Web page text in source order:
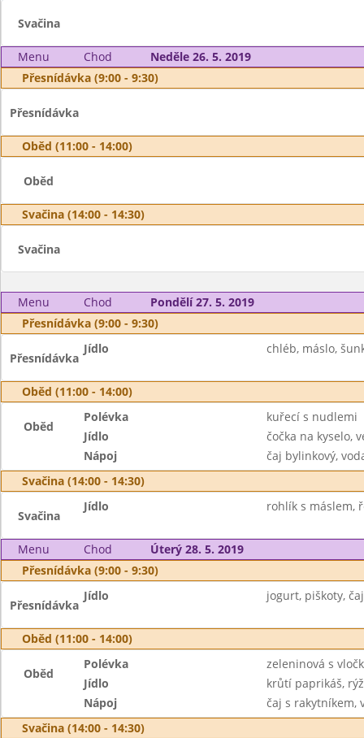
Svačina
Menu Chod
Neděle 26. 5. 2019
Přesnídávka (9:00 - 9:30)
Přesnídávka
Oběd (11:00 - 14:00)
Oběd
Svačina (14:00 - 14:30)
Svačina
Menu Chod
Pondělí 27. 5. 2019
Přesnídávka (9:00 - 9:30)
Přesnídávka
Jídlo chléb, máslo,
Oběd (11:00 - 14:00)
Oběd
Polévka
kuřecí s nudlemi
Jídlo
čočka na kyselo,
Nápoj
čaj bylinkový,
Svačina (14:00 - 14:30)
Svačina
Jídlo rohlík s máslem,
Menu Chod
Úterý 28. 5. 2019
Přesnídávka (9:00 - 9:30)
Přesnídávka
Jídlo jogurt, piškoty,
Oběd (11:00 - 14:00)
Oběd
Polévka
zeleninová s
Jídlo
krůtí paprikáš,
Nápoj
čaj s rakytníkem,
Svačina (14:00 - 14:30)